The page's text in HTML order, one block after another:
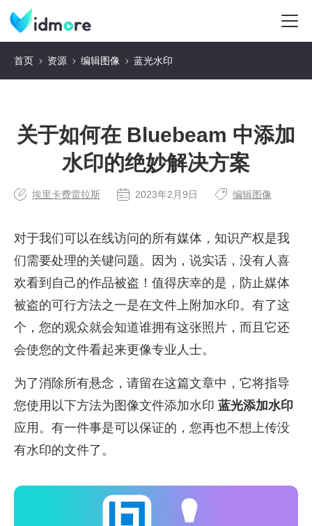
首页 资源 编辑图像 蓝光水印
关于如何在 Bluebeam 中添加
水印的绝妙解决方案
埃里卡费雷拉斯 2023年2月9日 编辑图像
对于我们可以在线访问的所有媒体，知识产权是我
们需要处理的关键问题。因为，说实话，没有人喜
欢看到自己的作品被盗！值得庆幸的是，防止媒体
被盗的可行方法之一是在文件上附加水印。有了这
个，您的观众就会知道谁拥有这张照片，而且它还
会使您的文件看起来更像专业人士。
为了消除所有悬念，请留在这篇文章中，它将指导
您使用以下方法为图像文件添加水印 蓝光添加水印
应用。有一件事是可以保证的，您再也不想上传没
有水印的文件了。